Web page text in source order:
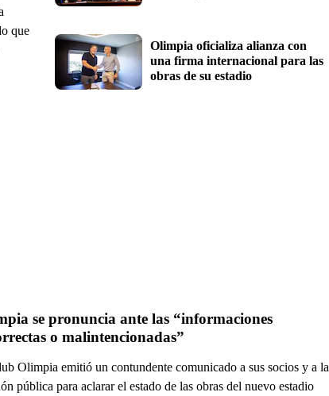
que
Olimpia oficializa alianza con
una firma internacional para las
obras de su estadio
se pronuncia ante las “informaciones
o malintencionadas”
Olimpia emitió un contundente comunicado a sus socios y a la
pública para aclarar el estado de las obras del nuevo estadio